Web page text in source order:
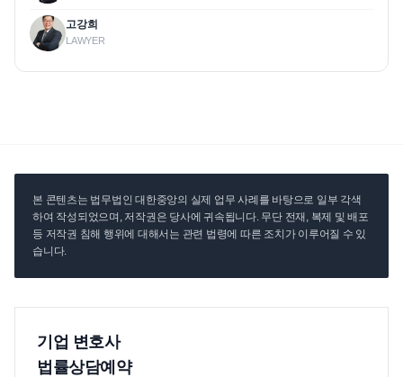
고강희
LAWYER
본 콘텐츠는 법무법인 대한중앙의 실제 업무 사례를 바탕으로 일부 각색
하여 작성되었으며, 저작권은 당사에 귀속됩니다. 무단 전재, 복제 및 배포
등 저작권 침해 행위에 대해서는 관련 법령에 따른 조치가 이루어질 수 있
습니다.
기업 변호사
법률상담예약